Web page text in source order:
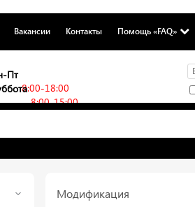
Вакансии Контакты Помощь «FAQ»
Пт
8:00-18:00
8:00-15:00
Модификация